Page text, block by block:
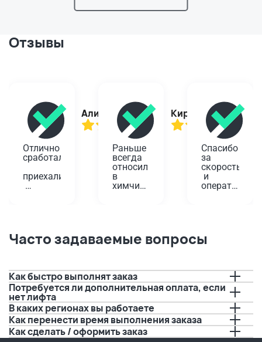
Отзывы
Алина
Отлично
сработали,
приехали
старую
перед
приездом
позвонил,
предупредил
о
времени
Кирилл
Раньше
всегда
относил
в
химчистку
так
решили
попробовать
с
И это
очень
удобно,
а
Спасибо
за
скорость
и
юбилей,
порисовать
на нем
буквально
за пару
дней до
события.
Если бы
не вы,
Часто задаваемые вопросы
Как быстро выполнят заказ
Потребуется ли дополнительная оплата, если
нет лифта
В каких регионах вы работаете
Как перенести время выполнения заказа
Как сделать / оформить заказ